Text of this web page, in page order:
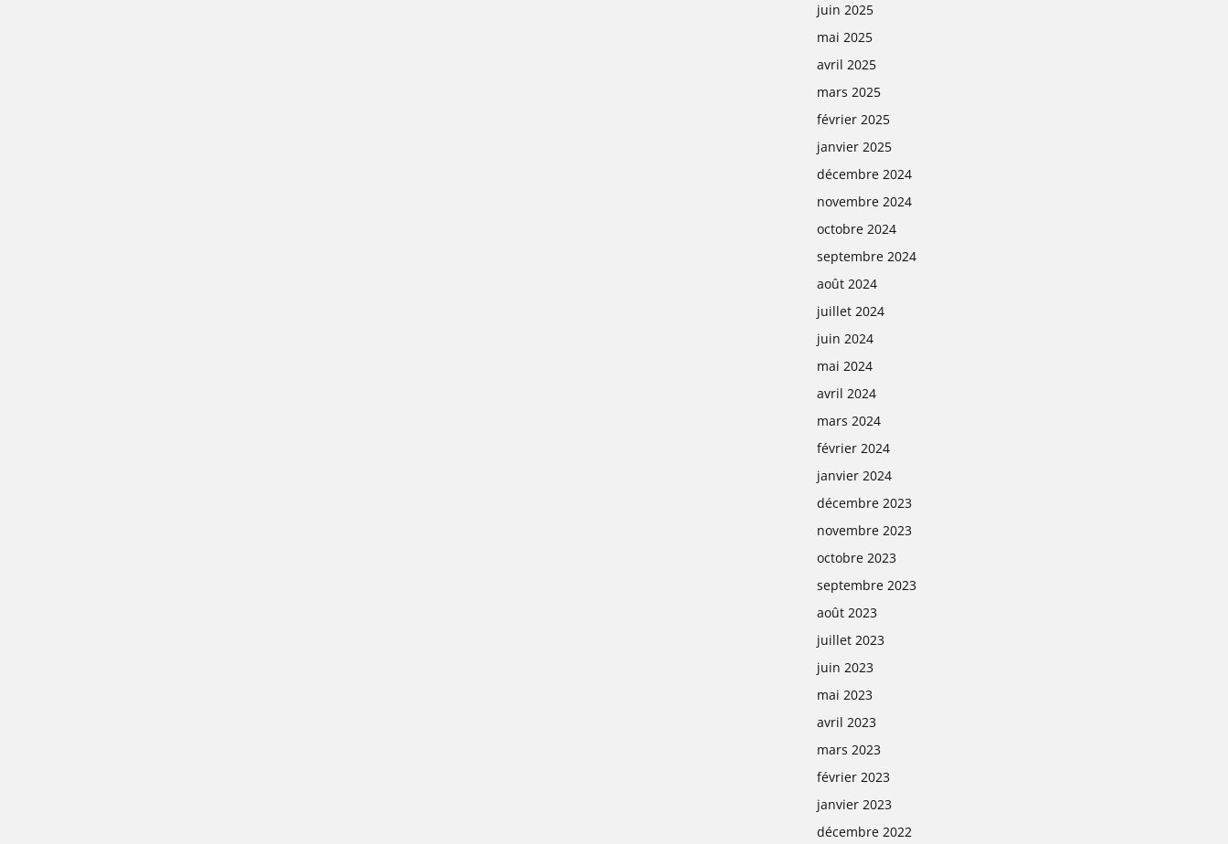
juin 2025
mai 2025
avril 2025
mars 2025
février 2025
janvier 2025
décembre 2024
novembre 2024
octobre 2024
septembre 2024
août 2024
juillet 2024
juin 2024
mai 2024
avril 2024
mars 2024
février 2024
janvier 2024
décembre 2023
novembre 2023
octobre 2023
septembre 2023
août 2023
juillet 2023
juin 2023
mai 2023
avril 2023
mars 2023
février 2023
janvier 2023
décembre 2022